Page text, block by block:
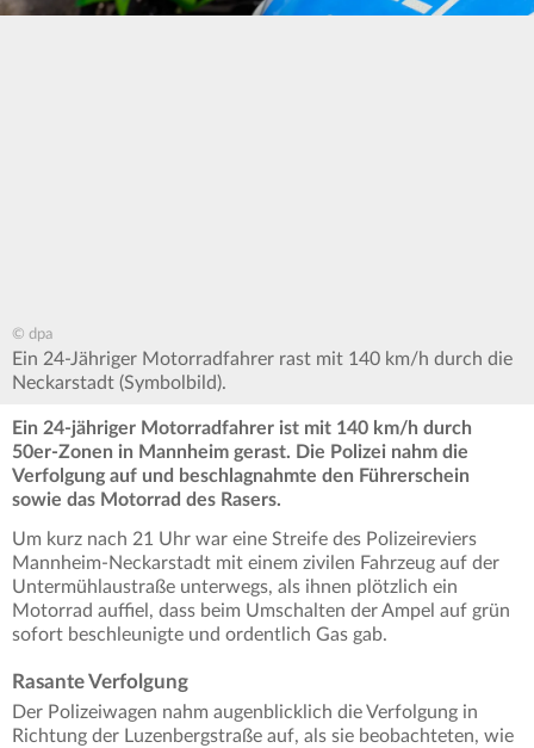
© dpa
Ein 24-Jähriger Motorradfahrer rast mit 140 km/h durch die
Neckarstadt (Symbolbild).
Ein 24-jähriger Motorradfahrer ist mit 140 km/h durch
50er-Zonen in Mannheim gerast. Die Polizei nahm die
Verfolgung auf und beschlagnahmte den Führerschein
sowie das Motorrad des Rasers.
Um kurz nach 21 Uhr war eine Streife des Polizeireviers
Mannheim-Neckarstadt mit einem zivilen Fahrzeug auf der
Untermühlaustraße unterwegs, als ihnen plötzlich ein
Motorrad auffiel, dass beim Umschalten der Ampel auf grün
sofort beschleunigte und ordentlich Gas gab.
Rasante Verfolgung
Der Polizeiwagen nahm augenblicklich die Verfolgung in
Richtung der Luzenbergstraße auf, als sie beobachteten, wie